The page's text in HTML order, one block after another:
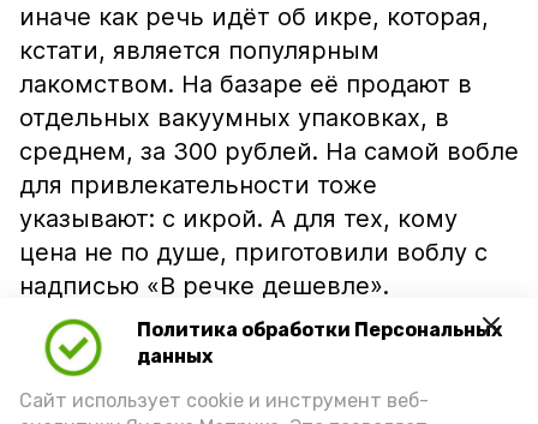
Политика обработки Персональных
данных
Сайт использует cookie и инструмент веб-
иначе как речь идёт об икре, которая,
кстати, является популярным
лакомством. На базаре её продают в
отдельных вакуумных упаковках, в
среднем, за 300 рублей. На самой вобле
для привлекательности тоже
указывают: с икрой. А для тех, кому
цена не по душе, приготовили воблу с
надписью «В речке дешевле».